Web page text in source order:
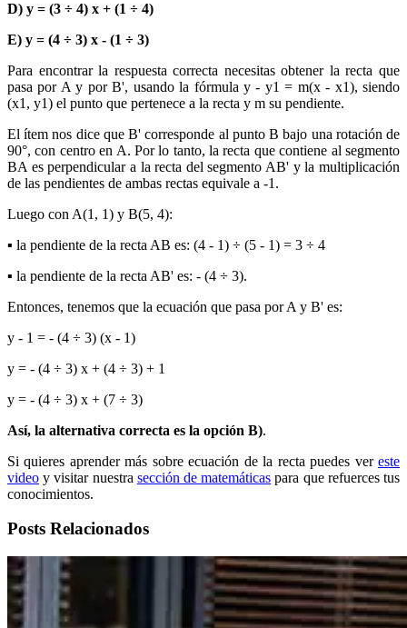
D) y = (3 ÷ 4) x + (1 ÷ 4)
E) y = (4 ÷ 3) x - (1 ÷ 3)
Para encontrar la respuesta correcta necesitas obtener la recta que
pasa por A y por B', usando la fórmula y - y1 = m(x - x1), siendo
(x1, y1) el punto que pertenece a la recta y m su pendiente.
El ítem nos dice que B' corresponde al punto B bajo una rotación de
90°, con centro en A. Por lo tanto, la recta que contiene al segmento
BA es perpendicular a la recta del segmento AB' y la multiplicación
de las pendientes de ambas rectas equivale a -1.
Luego con A(1, 1) y B(5, 4):
▪ la pendiente de la recta AB es: (4 - 1) ÷ (5 - 1) = 3 ÷ 4
▪ la pendiente de la recta AB' es: - (4 ÷ 3).
Entonces, tenemos que la ecuación que pasa por A y B' es:
y - 1 = - (4 ÷ 3) (x - 1)
y = - (4 ÷ 3) x + (4 ÷ 3) + 1
y = - (4 ÷ 3) x + (7 ÷ 3)
Así, la alternativa correcta es la opción B).
Si quieres aprender más sobre ecuación de la recta puedes ver este
video y visitar nuestra sección de matemáticas para que refuerces tus
conocimientos.
Posts Relacionados